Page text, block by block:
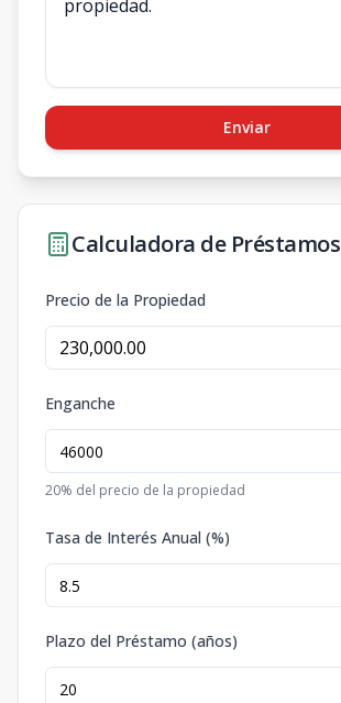
Enviar
Calculadora de Préstamos
Precio de la Propiedad
Enganche
20% del precio de la propiedad
Tasa de Interés Anual (%)
Plazo del Préstamo (años)